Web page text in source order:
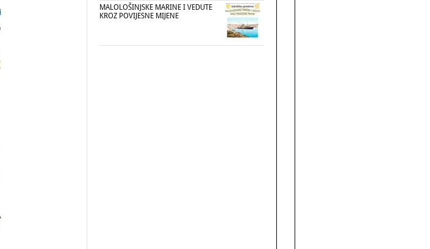
MALOLOŠINJSKE MARINE I VEDUTE
KROZ POVIJESNE MIJENE